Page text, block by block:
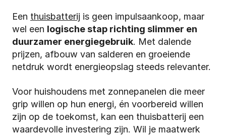
Een thuisbatterij is geen impulsaankoop, maar
wel een logische stap richting slimmer en
duurzamer energiegebruik. Met dalende
prijzen, afbouw van salderen en groeiende
netdruk wordt energieopslag steeds relevanter.
Voor huishoudens met zonnepanelen die meer
grip willen op hun energi, én voorbereid willen
zijn op de toekomst, kan een thuisbatterij een
waardevolle investering zijn. Wil je maatwerk